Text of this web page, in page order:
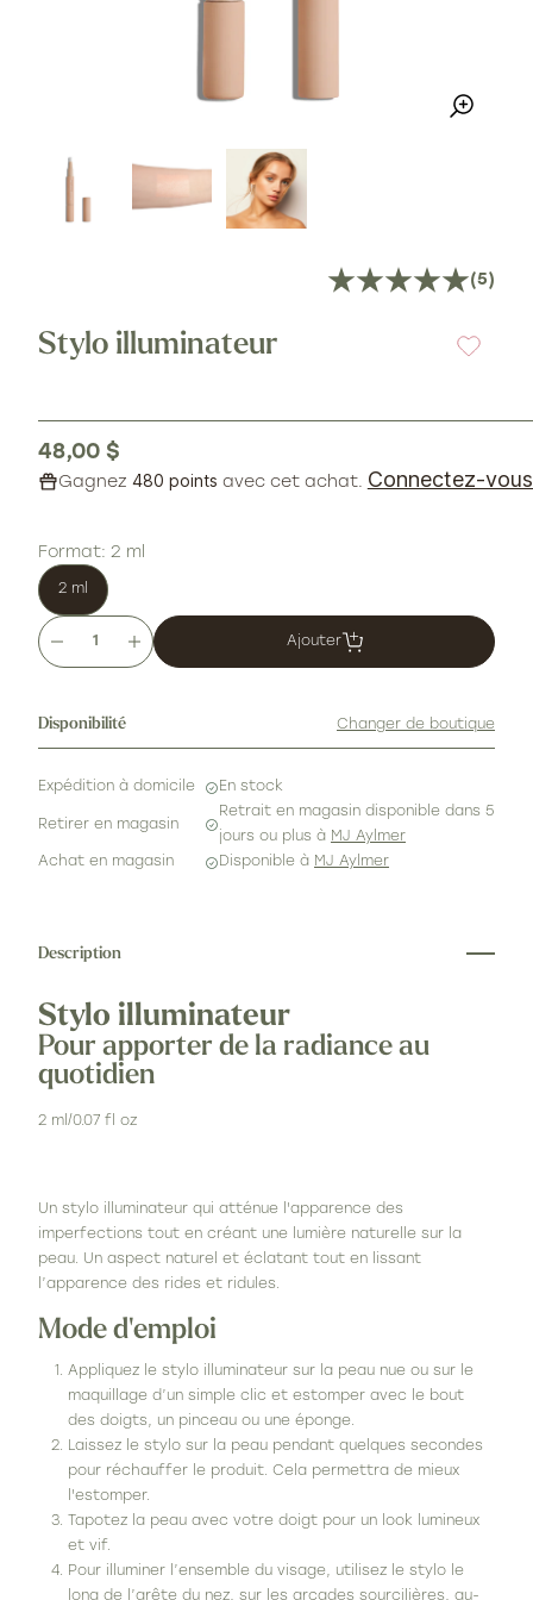
(5)
Stylo illuminateur
Prix
habituel
48,00 $
Gagnez 480 points avec cet achat. Connectez-
Format: 2 ml
2 ml
Quantité
Ajouter
Disponibilité Changer de boutique
Expédition à domicile En stock
Retirer en magasin
Retrait en magasin disponible dans 5
jours ou plus à MJ Aylmer
Achat en magasin
Disponible à MJ Aylmer
Description
Stylo illuminateur
Pour apporter de la radiance au
quotidien
2 ml/0.07 fl oz
Un stylo illuminateur qui atténue l'apparence des
imperfections tout en créant une lumière naturelle sur la
peau. Un aspect naturel et éclatant tout en lissant
l’apparence des rides et ridules.
Mode d'emploi
Appliquez le stylo illuminateur sur la peau nue ou sur le
maquillage d’un simple clic et estomper avec le bout
des doigts, un pinceau ou une éponge.
Laissez le stylo sur la peau pendant quelques secondes
pour réchauffer le produit. Cela permettra de mieux
l'estomper.
Tapotez la peau avec votre doigt pour un look lumineux
et vif.
Pour illuminer l’ensemble du visage, utilisez le stylo le
long de l’arête du nez, sur les arcades sourcilières, au-